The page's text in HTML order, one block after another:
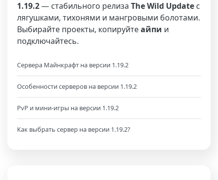
1.19.2— стабильного релиза The Wild Update с
лягушками, тихонями и мангровыми болотами.
Выбирайте проекты, копируйтеайпи и
подключайтесь.
Сервера Майнкрафт на версии 1.19.2
Особенности серверов на версии 1.19.2
PvP и мини-игры на версии 1.19.2
Как выбрать сервер на версии 1.19.2?